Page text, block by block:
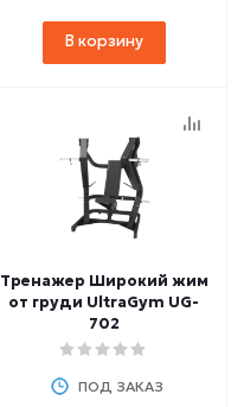
В корзину
Тренажер Широкий жим
от груди UltraGym UG-
702
ПОД ЗАКАЗ